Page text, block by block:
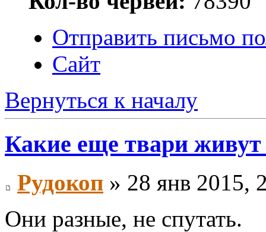
Отправить письмо
Сайт
Вернуться к началу
Какие еще твари
Рудокоп » 28 янв 2015,
Они разные, не спутать.